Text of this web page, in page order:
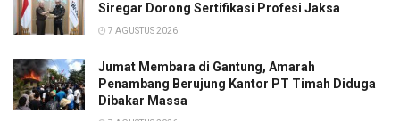
Siregar Dorong Sertifikasi Profesi Jaksa
7 AGUSTUS 2026
Jumat Membara di Gantung, Amarah
Penambang Berujung Kantor PT Timah Diduga
Dibakar Massa